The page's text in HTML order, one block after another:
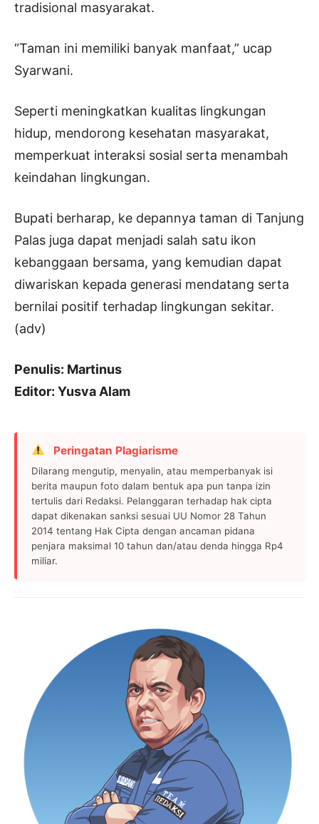
tradisional masyarakat.
“Taman ini memiliki banyak manfaat,” ucap
Syarwani.
Seperti meningkatkan kualitas lingkungan
hidup, mendorong kesehatan masyarakat,
memperkuat interaksi sosial serta menambah
keindahan lingkungan.
Bupati berharap, ke depannya taman di Tanjung
Palas juga dapat menjadi salah satu ikon
kebanggaan bersama, yang kemudian dapat
diwariskan kepada generasi mendatang serta
bernilai positif terhadap lingkungan sekitar.
(adv)
Penulis: Martinus
Editor: Yusva Alam
Peringatan Plagiarisme
Dilarang mengutip, menyalin, atau memperbanyak isi
berita maupun foto dalam bentuk apa pun tanpa izin
tertulis dari Redaksi. Pelanggaran terhadap hak cipta
dapat dikenakan sanksi sesuai UU Nomor 28 Tahun
2014 tentang Hak Cipta dengan ancaman pidana
penjara maksimal 10 tahun dan/atau denda hingga Rp4
miliar.